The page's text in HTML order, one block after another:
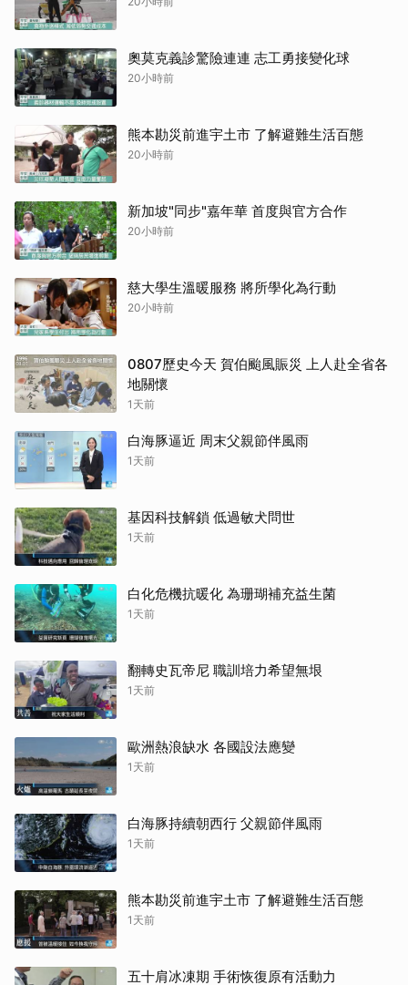
奧莫克義診驚險連連 志工勇接變化球
20小時前
熊本勘災前進宇土市 了解避難生活百態
20小時前
新加坡"同步"嘉年華 首度與官方合作
20小時前
慈大學生溫暖服務 將所學化為行動
20小時前
0807歷史今天 賀伯颱風賑災 上人赴全省各
地關懷
1天前
白海豚逼近 周末父親節伴風雨
1天前
基因科技解鎖 低過敏犬問世
1天前
白化危機抗暖化 為珊瑚補充益生菌
1天前
翻轉史瓦帝尼 職訓培力希望無垠
1天前
歐洲熱浪缺水 各國設法應變
1天前
白海豚持續朝西行 父親節伴風雨
1天前
熊本勘災前進宇土市 了解避難生活百態
1天前
五十肩冰凍期 手術恢復原有活動力